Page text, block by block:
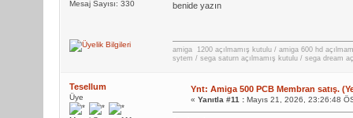
Mesaj Sayısı: 330 benide yazın
amiga 1200 açılmamış kutulu / amiga 600 hd
sytem / sega saturn açılmamış kutulu / sega dream
Tesellum
Üye
Ynt: Amiga 500 PCB Membran satış.
« Yanıtla #11 :Mayıs 21, 2026, 23:26:48